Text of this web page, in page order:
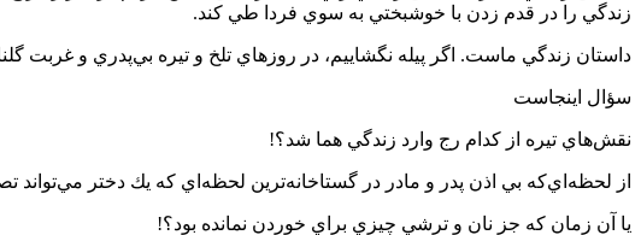
زندگي را در قدم زدن با خوشبختي به سوي فردا طي كند.
داستان زندگي ماست. اگر پيله نگشاييم، در روزهاي تلخ و تيره بي‌پدري و
سؤال اينجاست
نقش‌هاي تيره از كدام رج وارد زندگي هما شد؟!
از لحظه‌اي‌كه بي اذن پدر و مادر در گستاخانه‌ترين لحظه‌اي كه يك دختر مي‌تواند
يا آن زمان كه جز نان و ترشي چيزي براي خوردن نمانده بود؟!